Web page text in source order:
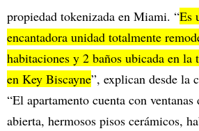
propiedad tokenizada en Miami. “Es
encantadora unidad totalmente
habitaciones y 2 baños ubicada en
en Key Biscayne”, explican desde la
“El apartamento cuenta con
abierta, hermosos pisos cerámicos,